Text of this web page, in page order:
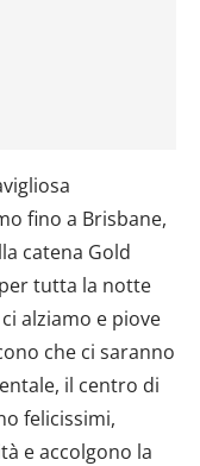
fino a Brisbane,
catena Gold
tutta la notte
alziamo e piove
che ci saranno
il centro di
felicissimi,
e accolgono la